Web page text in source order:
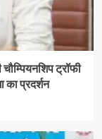
ट्रॉफी
का प्रदर्शन